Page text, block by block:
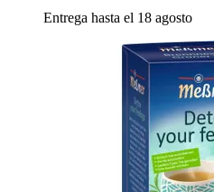
Entrega hasta el 18 agosto